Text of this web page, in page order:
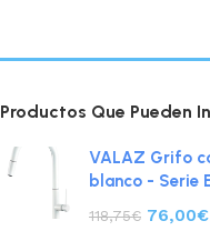
Productos Que Pueden
VALAZ Grifo
blanco - Serie
118,75€ 76,00€